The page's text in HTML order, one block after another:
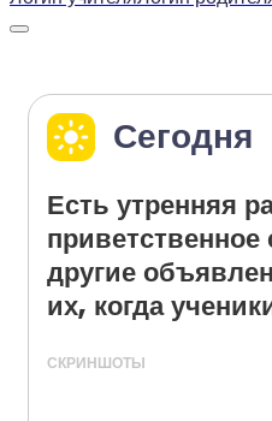
Сегодня
Есть утренняя
другие
их, когда
СКРИНШОТЫ